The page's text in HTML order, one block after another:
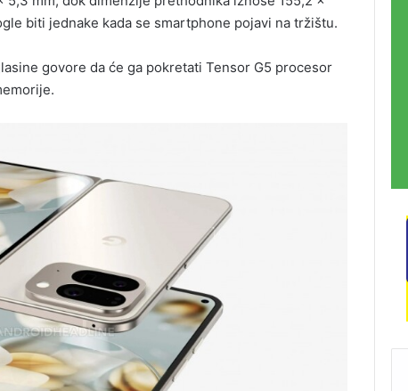
biti jednake kada se smartphone pojavi na tržištu.
govore da će ga pokretati Tensor G5 procesor